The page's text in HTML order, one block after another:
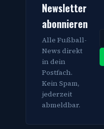
Newsletter
abonnieren
Alle Fußball-
News direkt
in dein
Postfach.
Kein Spam,
jederzeit
abmeldbar.